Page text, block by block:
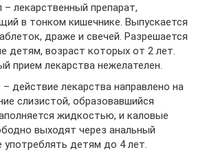
– лекарственный препарат,
в тонком кишечнике. Выпускается
драже и свечей. Разрешается
детям, возраст которых от 2 лет.
прием лекарства нежелателен.
– действие лекарства направлено на
слизистой, образовавшийся
жидкостью, и каловые
выходят через анальный
употреблять детям до 4 лет.